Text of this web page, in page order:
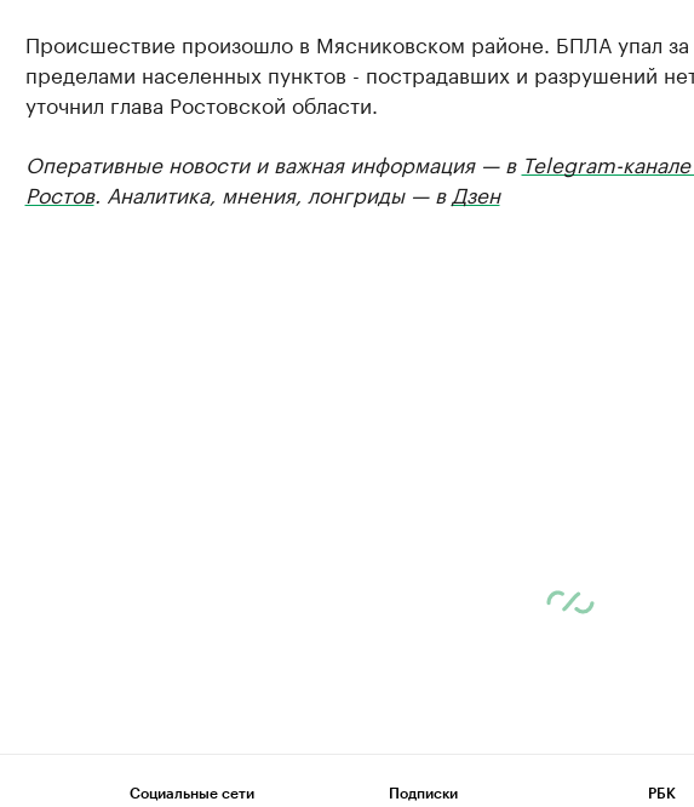
Происшествие произошло в Мясниковском районе. БПЛА упал за
пределами населенных пунктов - пострадавших и разрушений
уточнил глава Ростовской области.
Оперативные новости и важная информация — в Telegram-
Ростов. Аналитика, мнения, лонгриды — в Дзен
Социальные сети Подписки РБК